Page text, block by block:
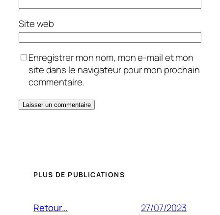
Site web
Enregistrer mon nom, mon e-mail et mon
site dans le navigateur pour mon prochain
commentaire.
PLUS DE PUBLICATIONS
Retour… 27/07/2023